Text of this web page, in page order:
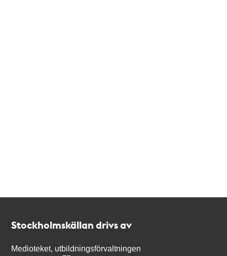
Stockholmskällan drivs av
Medioteket, utbildningsförvaltningen